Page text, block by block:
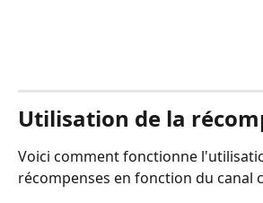
Utilisation de la
Voici comment fonctionne
récompenses en fonction du canal